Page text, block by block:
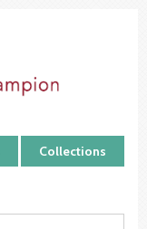
Collections